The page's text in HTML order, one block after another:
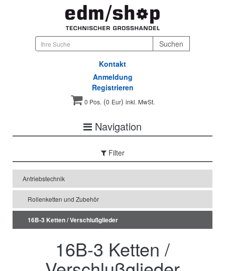
Kontakt
Anmeldung
Registrieren
0 Pos.(0 Eur) inkl. MwSt.
Navigation
Filter
Antriebstechnik
Rollenketten und Zubehör
16B-3 Ketten / Verschlußglieder
16B-3 Ketten /